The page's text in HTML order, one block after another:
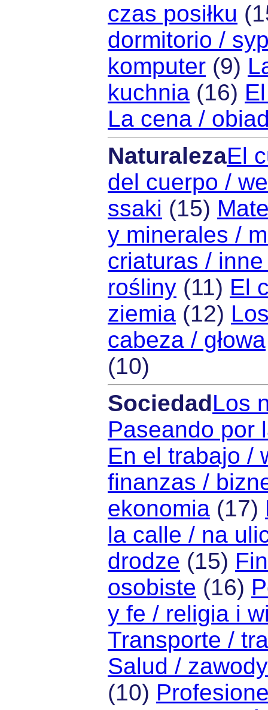
czas posiłku
dormitorio /
komputer (9)
kuchnia (16)
La cena /
NaturalezaEl
del cuerpo /
ssaki (15)
y minerales /
criaturas /
rośliny (11) El
ziemia (12)
cabeza / głowa
(10)
SociedadLos
Paseando por
En el trabajo /
finanzas /
ekonomia (17)
la calle / na
drodze (15)
osobiste (16)
y fe / religia i
Transporte /
Salud /
(10)